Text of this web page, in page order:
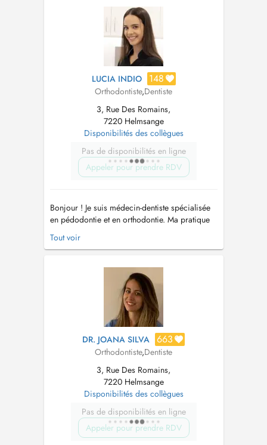
planification, la fabrication et la...
LUCIA INDIO 148
Orthodontiste,Dentiste
3, Rue Des Romains,
7220 Helmsange
Disponibilités des collègues
Pas de disponibilités en ligne
Appeler pour prendre RDV
Bonjour ! Je suis médecin-dentiste spécialisée
en pédodontie et en orthodontie. Ma pratique
sadresse aux enfants, aux adolescents et aux
adultes, avec une approche douce, préventive
importance à lécoute du patient et de sa
famille, afin de proposer des soi...
Tout voir
DR. JOANA SILVA 663
Orthodontiste,Dentiste
3, Rue Des Romains,
7220 Helmsange
Disponibilités des collègues
Pas de disponibilités en ligne
Appeler pour prendre RDV